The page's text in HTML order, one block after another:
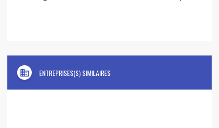
domain ENTREPRISES(S) SIMILAIRES